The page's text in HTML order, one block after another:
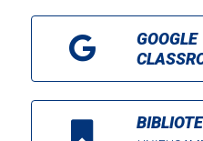
GOOGLE